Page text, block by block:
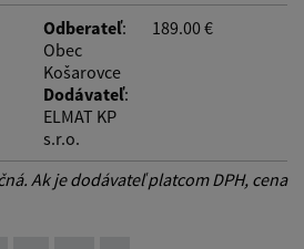
Odberateľ:
Obec
Košarovce
Dodávateľ:
ELMAT KP
s.r.o.
189.00 €
Ak je dodávateľ platcom DPH, cena